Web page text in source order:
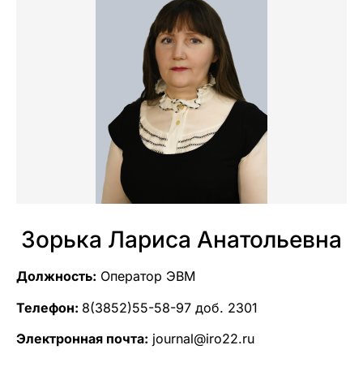
Зорька Лариса Анатольевна
Должность: Оператор ЭВМ
Телефон: 8(3852)55-58-97 доб. 2301
Электронная почта: journal@iro22.ru